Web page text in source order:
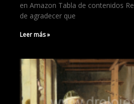
en Amazon Tabla de contenidos
de agradecer que
Leer más »